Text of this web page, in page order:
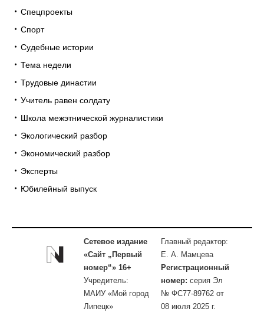
Спецпроекты
Спорт
Судебные истории
Тема недели
Трудовые династии
Учитель равен солдату
Школа межэтнической журналистики
Экологический разбор
Экономический разбор
Эксперты
Юбилейный выпуск
Сетевое издание
«Сайт „Первый
номер“» 16+
Учредитель:
МАИУ «Мой город
Липецк»
Главный редактор:
Е. А. Мамцева
Регистрационный
номер: серия Эл
№ ФС77-89762 от
08 июля 2025 г.